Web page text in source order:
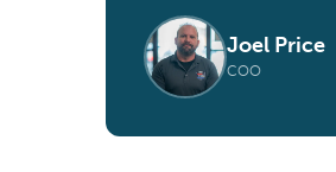
Joel Price
COO